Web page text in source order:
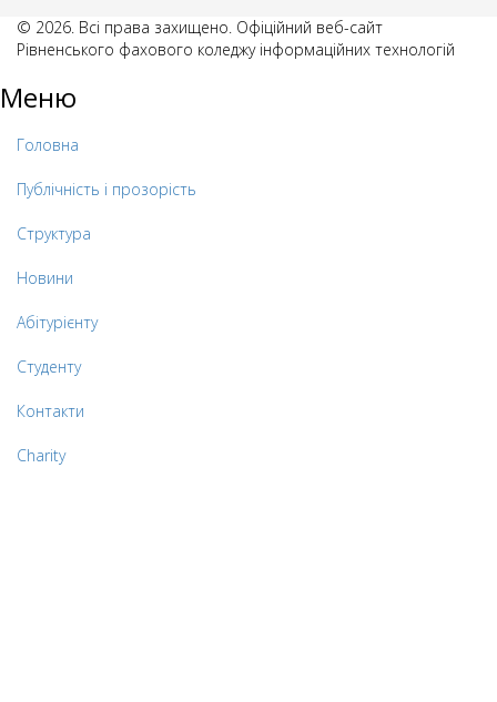
© 2026. Всі права захищено. Офіційний веб-сайт
Рівненського фахового коледжу інформаційних технологій
Меню
Головна
Публічність і прозорість
Структура
Новини
Абітурієнту
Студенту
Контакти
Charity